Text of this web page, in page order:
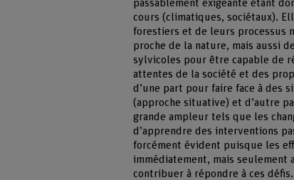
passablement exigeante étant
cours (climatiques, sociétaux).
forestiers et de leurs processus
proche de la nature, mais aussi
sylvicoles pour être capable de
attentes de la société et des
d’une part pour faire face à des
(approche situative) et d’autre
grande ampleur tels que les
d’apprendre des interventions
forcément évident puisque les
immédiatement, mais seulement
contribuer à répondre à ces